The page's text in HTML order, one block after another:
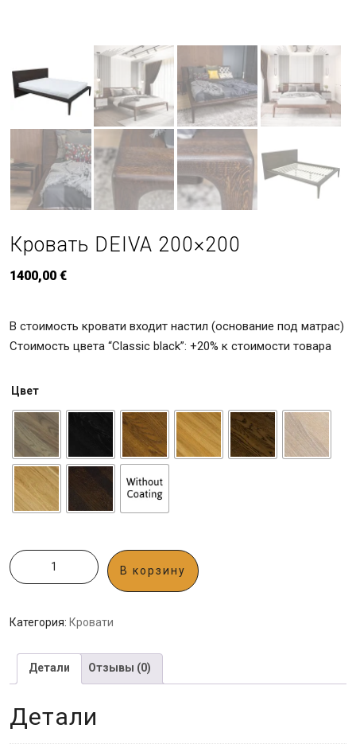
Кровать DEIVA 200×200
1400,00 €
В стоимость кровати входит настил (основание под матрас)
Стоимость цвета “Classic black”: +20% к стоимости товара
Цвет
В корзину
Категория: Кровати
Детали Отзывы (0)
Детали